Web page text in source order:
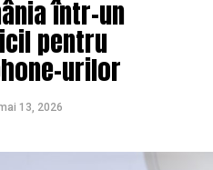
într-un
pentru
urilor
13, 2026